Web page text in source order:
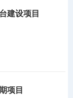
建设项目
项目